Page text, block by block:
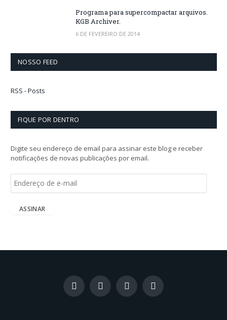
Programa para supercompactar arquivos.
KGB Archiver.
6 DE FEVEREIRO DE 2014
NOSSO FEED
RSS - Posts
FIQUE POR DENTRO
Digite seu endereço de email para assinar este blog e receber
notificações de novas publicações por email.
ASSINAR
Facebook
X
(Twitter)
InstagramLinkedIn